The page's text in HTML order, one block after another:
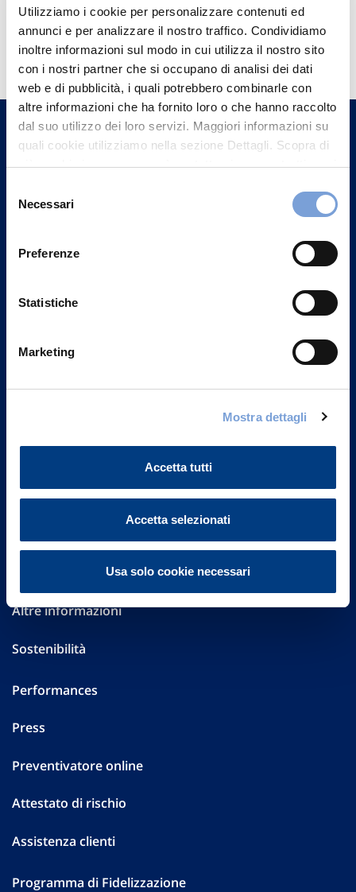
Utilizziamo i cookie per personalizzare contenuti ed
annunci e per analizzare il nostro traffico. Condividiamo
inoltre informazioni sul modo in cui utilizza il nostro sito
con i nostri partner che si occupano di analisi dei dati
web e di pubblicità, i quali potrebbero combinarle con
altre informazioni che ha fornito loro o che hanno raccolto
dal suo utilizzo dei loro servizi. Maggiori informazioni su
quali cookie utilizziamo nella sezione Dettagli. Scopra di
più su chi siamo, come può contattarci e come trattiamo i
può trovare nel footer del sito nella sezione "Informativa
delNecessari
Preferenze
Statistiche
Marketing
Mostra dettagli
Accetta tutti
Accetta selezionati
Usa solo cookie necessari
Hai bisogno di
informazioni?
Trova l'Agenzia più vicina a te e parla con
un nostro Agente.
Contattaci
FAQ
Investor Relations
Altre informazioni
Sostenibilità
Performances
Press
Preventivatore online
Attestato di rischio
Assistenza clienti
Programma di Fidelizzazione